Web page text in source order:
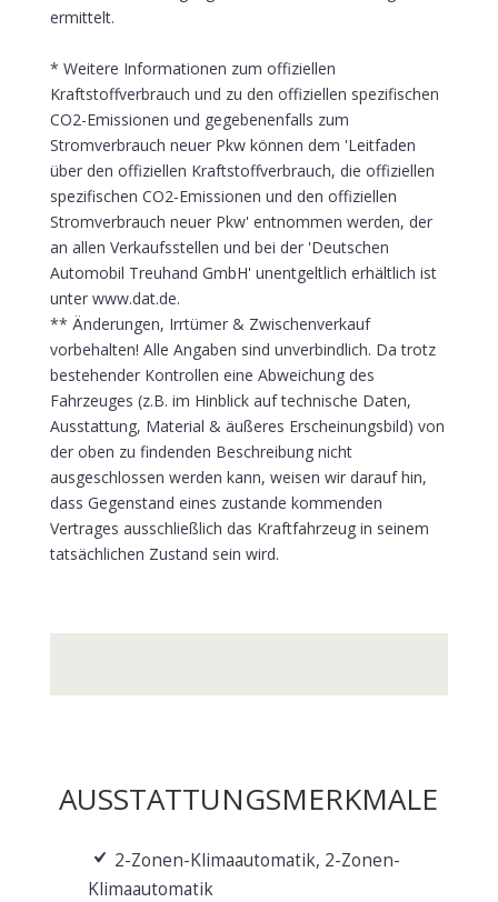
ermittelt.
* Weitere Informationen zum offiziellen
Kraftstoffverbrauch und zu den offiziellen spezifischen
CO2-Emissionen und gegebenenfalls zum
Stromverbrauch neuer Pkw können dem 'Leitfaden
über den offiziellen Kraftstoffverbrauch, die offiziellen
spezifischen CO2-Emissionen und den offiziellen
Stromverbrauch neuer Pkw' entnommen werden, der
an allen Verkaufsstellen und bei der 'Deutschen
Automobil Treuhand GmbH' unentgeltlich erhältlich ist
unter www.dat.de.
** Änderungen, Irrtümer & Zwischenverkauf
vorbehalten! Alle Angaben sind unverbindlich. Da trotz
bestehender Kontrollen eine Abweichung des
Fahrzeuges (z.B. im Hinblick auf technische Daten,
Ausstattung, Material & äußeres Erscheinungsbild) von
der oben zu findenden Beschreibung nicht
ausgeschlossen werden kann, weisen wir darauf hin,
dass Gegenstand eines zustande kommenden
Vertrages ausschließlich das Kraftfahrzeug in seinem
tatsächlichen Zustand sein wird.
AUSSTATTUNGSMERKMALE
2-Zonen-Klimaautomatik, 2-Zonen-
Klimaautomatik